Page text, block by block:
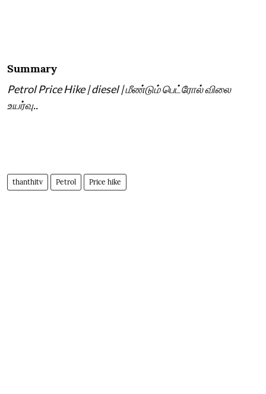
Summary
Petrol Price Hike | diesel | மீண்டும் பெட்ரோல் விலை
உயர்வு..
thanthitv Petrol Price hike